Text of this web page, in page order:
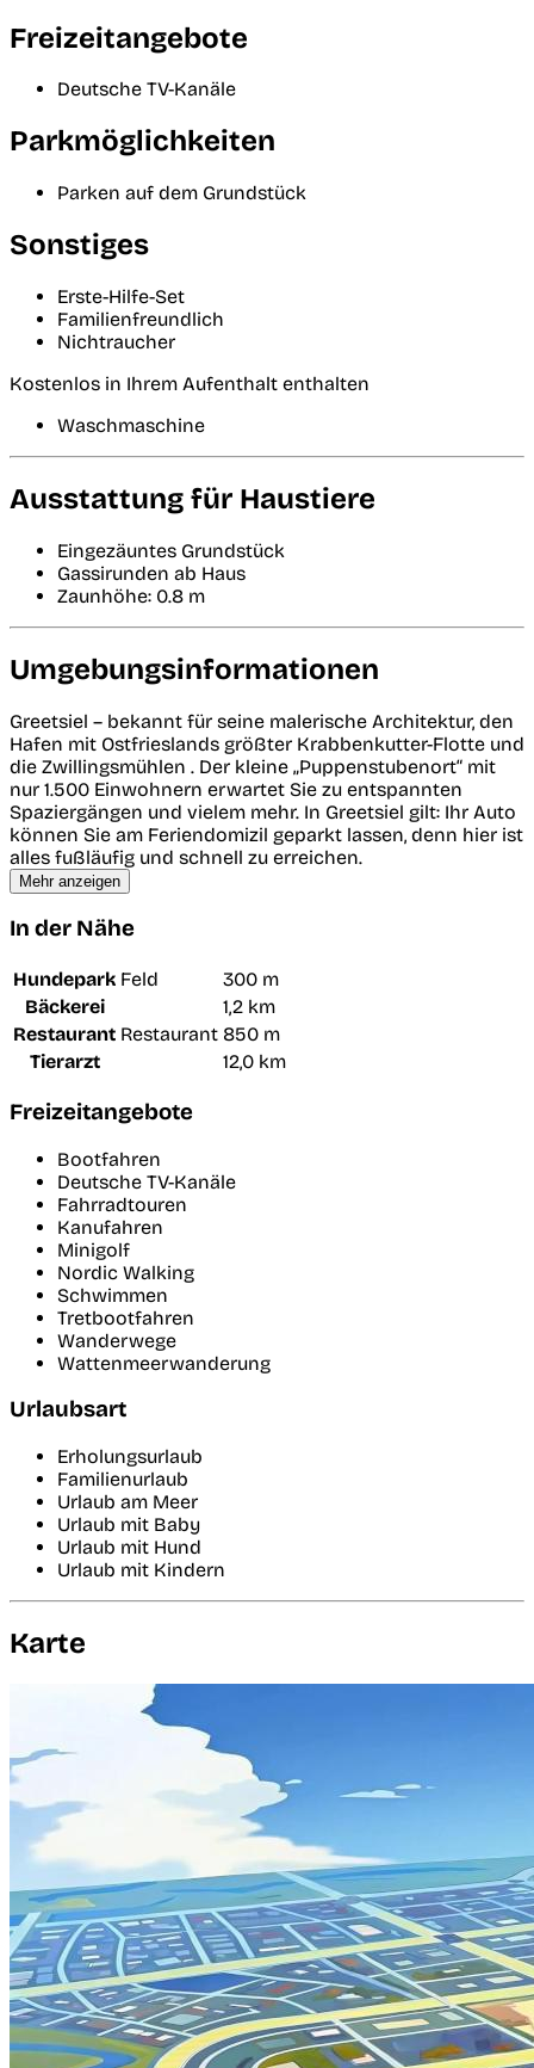
Freizeitangebote
Deutsche TV-Kanäle
Parkmöglichkeiten
Parken auf dem Grundstück
Sonstiges
Erste-Hilfe-Set
Familienfreundlich
Nichtraucher
Kostenlos in Ihrem Aufenthalt enthalten
Waschmaschine
Ausstattung für Haustiere
Eingezäuntes Grundstück
Gassirunden ab Haus
Zaunhöhe: 0.8 m
Umgebungsinformationen
Greetsiel – bekannt für seine malerische Architektur, den
Hafen mit Ostfrieslands größter Krabbenkutter-Flotte und
die Zwillingsmühlen . Der kleine „Puppenstubenort“ mit
nur 1.500 Einwohnern erwartet Sie zu entspannten
Spaziergängen und vielem mehr. In Greetsiel gilt: Ihr Auto
können Sie am Feriendomizil geparkt lassen, denn hier ist
alles fußläufig und schnell zu erreichen.
Mehr anzeigen
In der Nähe
Hundepark Feld
300 m
Bäckerei
1,2 km
Restaurant Restaurant 850 m
Tierarzt
12,0 km
Freizeitangebote
Bootfahren
Deutsche TV-Kanäle
Fahrradtouren
Kanufahren
Minigolf
Nordic Walking
Schwimmen
Tretbootfahren
Wanderwege
Wattenmeerwanderung
Urlaubsart
Erholungsurlaub
Familienurlaub
Urlaub am Meer
Urlaub mit Baby
Urlaub mit Hund
Urlaub mit Kindern
Karte